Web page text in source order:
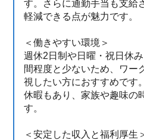
す。さらに通勤手当も支給
軽減できる点が魅力です。
＜働きやすい環境＞
週休2日制や日曜・祝日休
間程度と少ないため、ワー
視したい方におすすめです
休暇もあり、家族や趣味の
す。
＜安定した収入と福利厚生